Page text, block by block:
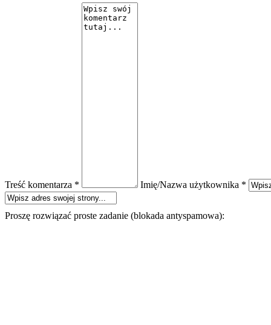
Treść komentarza * Imię/Nazwa użytkownika *
Proszę rozwiązać proste zadanie (blokada antyspamowa):